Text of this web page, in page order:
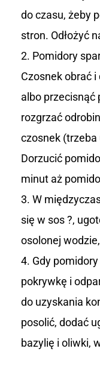
do czasu, żeby
stron. Odłożyć
Pomidory
Czosnek obrać
albo przecisnąć
rozgrzać
czosnek (trzeba
Dorzucić
minut aż
W
się w sos ?,
osolonej
Gdy
pokrywkę i
do uzyskania
posolić, dodać
bazylię i oliwki,